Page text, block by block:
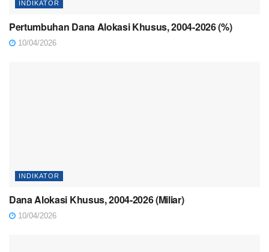
INDIKATOR
Pertumbuhan Dana Alokasi Khusus, 2004-2026 (%)
10/04/2026
INDIKATOR
Dana Alokasi Khusus, 2004-2026 (Miliar)
10/04/2026